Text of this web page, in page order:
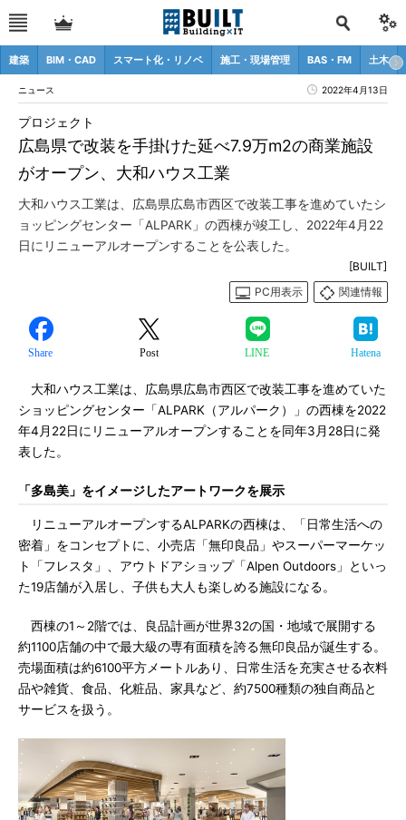
建築 BIM・CAD スマート化・リノベ 施工・現場管理 BAS・FM 土木
ニュース 2022年4月13日
広島県で改装を手掛けた延べ7.9万m2の商業施設
がオープン、大和ハウス工業
プロジェクト
大和ハウス工業は、広島県広島市西区で改装工事を進めていたシ
ョッピングセンター「ALPARK」の西棟が竣工し、2022年4月22
日にリニューアルオープンすることを公表した。
[BUILT]
PC用表示
関連情報
Share Post LINE Hatena
大和ハウス工業は、広島県広島市西区で改装工事を進めていた
ショッピングセンター「ALPARK（アルパーク）」の西棟を2022
年4月22日にリニューアルオープンすることを同年3月28日に発
表した。
「多島美」をイメージしたアートワークを展示
リニューアルオープンするALPARKの西棟は、「日常生活への
密着」をコンセプトに、小売店「無印良品」やスーパーマーケッ
ト「フレスタ」、アウトドアショップ「Alpen Outdoors」といっ
た19店舗が入居し、子供も大人も楽しめる施設になる。
西棟の1～2階では、良品計画が世界32の国・地域で展開する
約1100店舗の中で最大級の専有面積を誇る無印良品が誕生する。
売場面積は約6100平方メートルあり、日常生活を充実させる衣料
品や雑貨、食品、化粧品、家具など、約7500種類の独自商品と
サービスを扱う。